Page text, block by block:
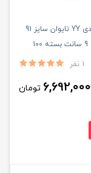
بست کمربندی YY تایوان سایز 91
سانت عرض 9 سانت بسته 100
1 نفر
6,692,000 تومان